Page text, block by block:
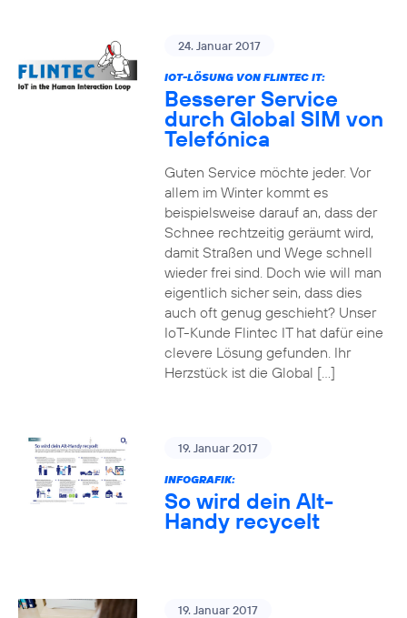
24. Januar 2017
IOT-LÖSUNG VON FLINTEC IT:
Besserer Service
durch Global SIM von
Telefónica
Guten Service möchte jeder. Vor
allem im Winter kommt es
beispielsweise darauf an, dass der
Schnee rechtzeitig geräumt wird,
damit Straßen und Wege schnell
wieder frei sind. Doch wie will man
eigentlich sicher sein, dass dies
auch oft genug geschieht? Unser
IoT-Kunde Flintec IT hat dafür eine
clevere Lösung gefunden. Ihr
Herzstück ist die Global […]
19. Januar 2017
INFOGRAFIK:
So wird dein Alt-
Handy recycelt
19. Januar 2017